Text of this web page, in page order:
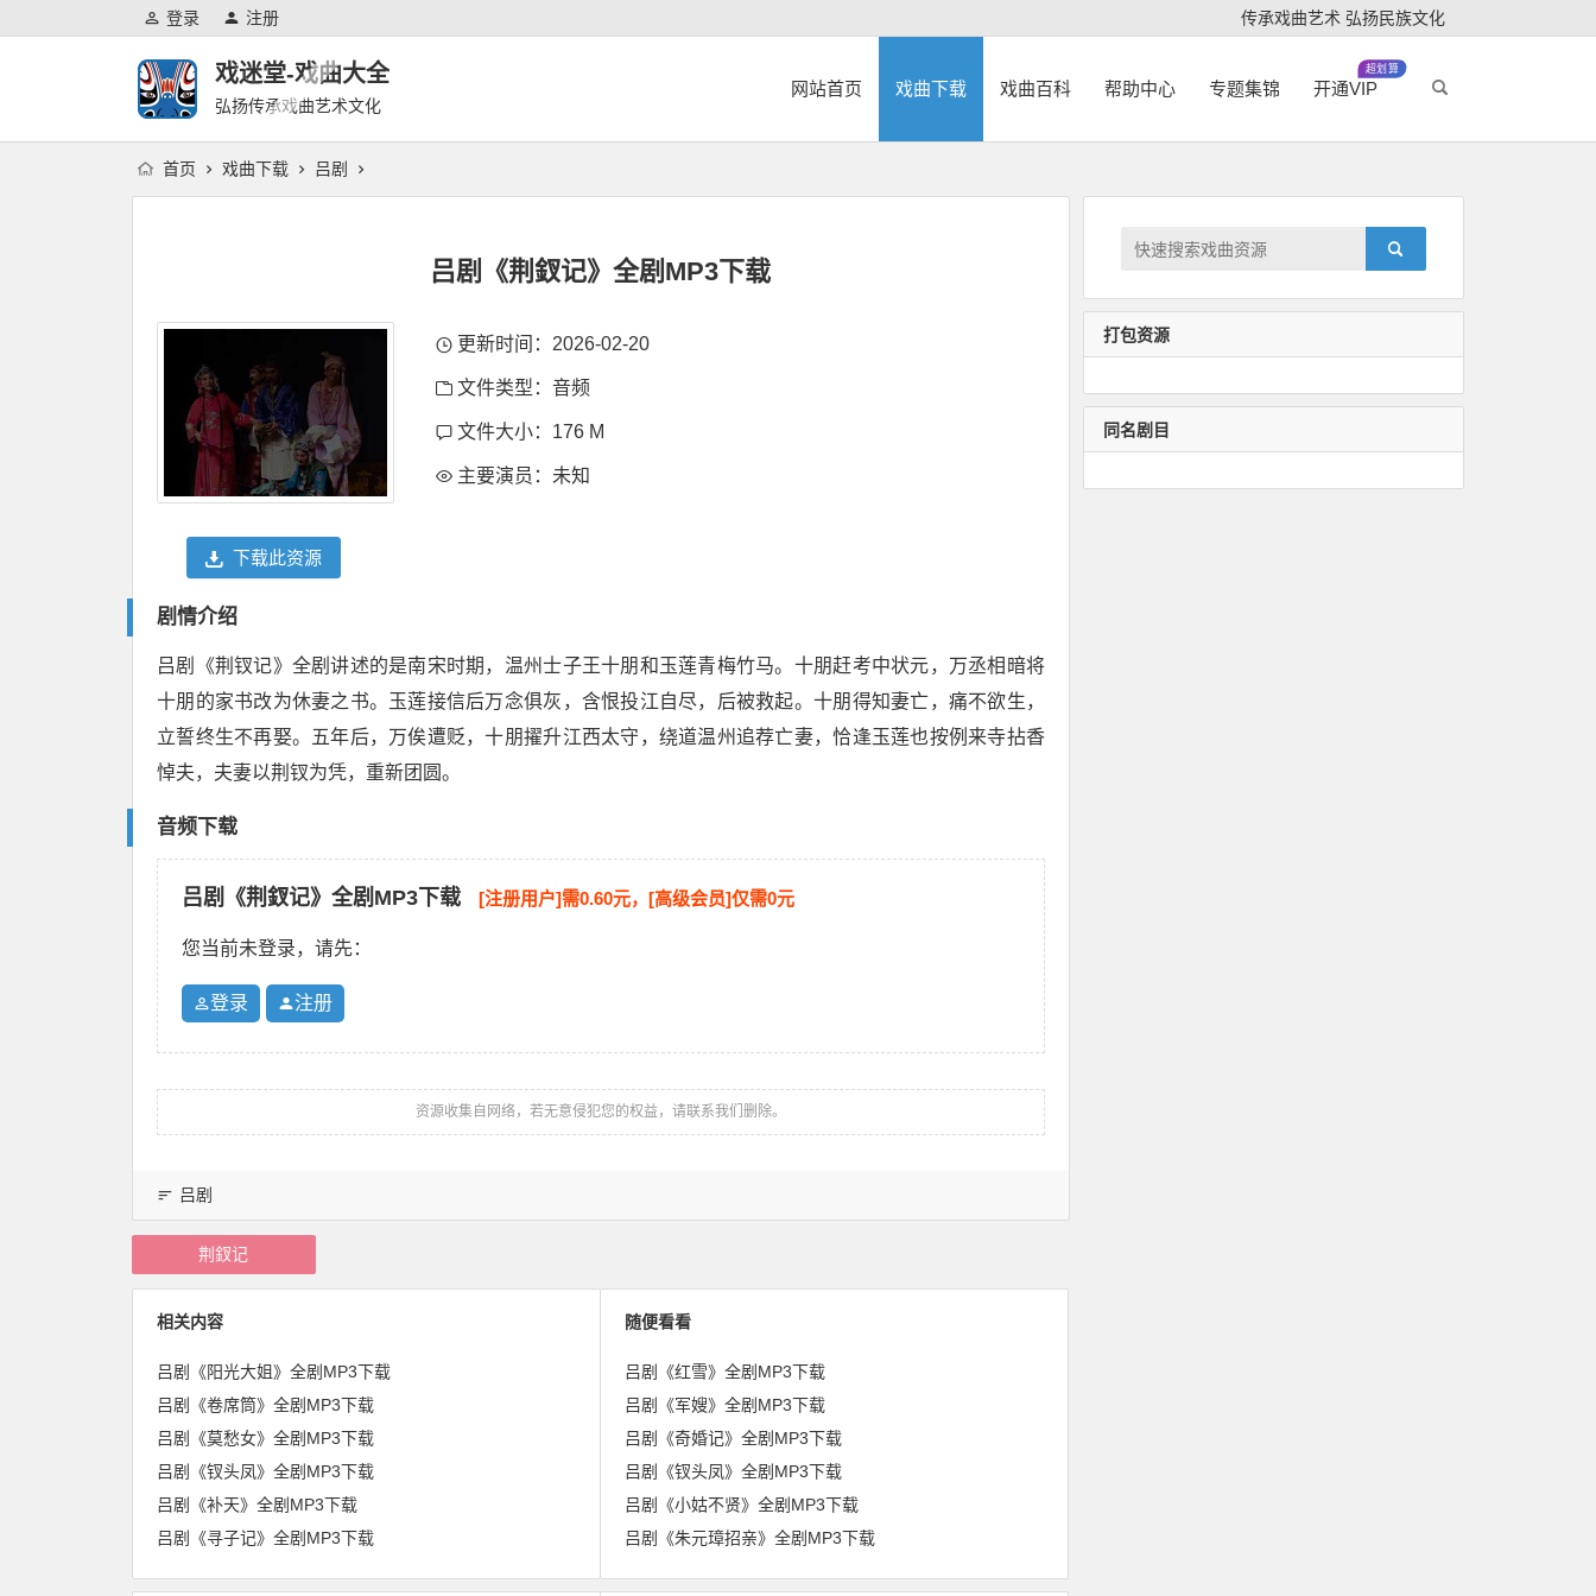
登录 注册 传承戏曲艺术 弘扬民族文化
戏迷堂-戏曲大全
弘扬传承戏曲艺术文化
网站首页 戏曲下载 戏曲百科 帮助中心 专题集锦 开通VIP
超划算
首页 戏曲下载 吕剧
吕剧《荆釵记》全剧MP3下载
更新时间：2026-02-20
文件类型：音频
文件大小：176 M
主要演员：未知
下载此资源
剧情介绍
吕剧《荆钗记》全剧讲述的是南宋时期，温州士子王十朋和玉莲青梅竹马。十朋赶考中状元，万丞相暗将
十朋的家书改为休妻之书。玉莲接信后万念俱灰，含恨投江自尽，后被救起。十朋得知妻亡，痛不欲生，
立誓终生不再娶。五年后，万俟遭贬，十朋擢升江西太守，绕道温州追荐亡妻，恰逢玉莲也按例来寺拈香
悼夫，夫妻以荆钗为凭，重新团圆。
音频下载
吕剧《荆釵记》全剧MP3下载 [注册用户]需0.60元，[高级会员]仅需0元
您当前未登录，请先：
登录 注册
资源收集自网络，若无意侵犯您的权益，请联系我们删除。
吕剧
荆釵记
相关内容
吕剧《阳光大姐》全剧MP3下载
吕剧《卷席筒》全剧MP3下载
吕剧《莫愁女》全剧MP3下载
吕剧《钗头凤》全剧MP3下载
吕剧《补天》全剧MP3下载
吕剧《寻子记》全剧MP3下载
随便看看
吕剧《红雪》全剧MP3下载
吕剧《军嫂》全剧MP3下载
吕剧《奇婚记》全剧MP3下载
吕剧《钗头凤》全剧MP3下载
吕剧《小姑不贤》全剧MP3下载
吕剧《朱元璋招亲》全剧MP3下载
打包资源
同名剧目